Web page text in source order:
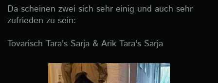
Da scheinen zwei sich sehr einig und auch sehr
zufrieden zu sein:
Tovarisch Tara's Sarja & Arik Tara's Sarja